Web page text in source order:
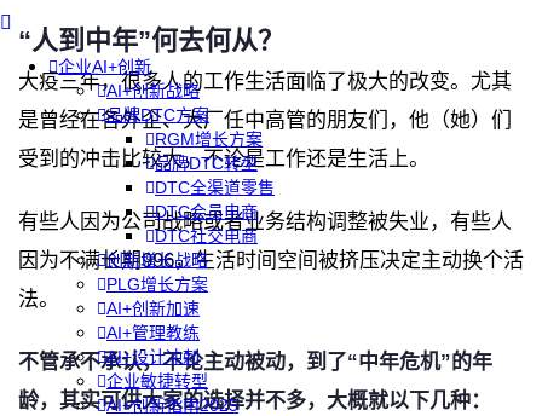
企业AI+创新
AI+创新战略
品牌DTC方案
RGM增长方案
品牌DTC转型
DTC全渠道零售
DTC会员电商
DTC社交电商
创新增长战略
PLG增长方案
AI+创新加速
AI+管理教练
AI+设计冲刺
企业敏捷转型
AI+创新指南2025
“人到中年”何去何从？
大疫三年，很多人的工作生活面临了极大的改变。尤其
是曾经在各外企、大厂任中高管的朋友们，他（她）们
受到的冲击比较大，不论是工作还是生活上。
有些人因为公司战略或者业务结构调整被失业，有些人
因为不满长期996，生活时间空间被挤压决定主动换个活
法。
不管承不承认，不论主动被动，到了“中年危机”的年
龄，其实可供大家的选择并不多，大概就以下几种：